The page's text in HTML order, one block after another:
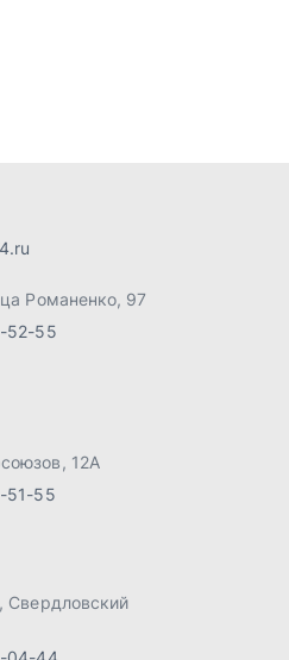
55
,Свердловский
Разработка -